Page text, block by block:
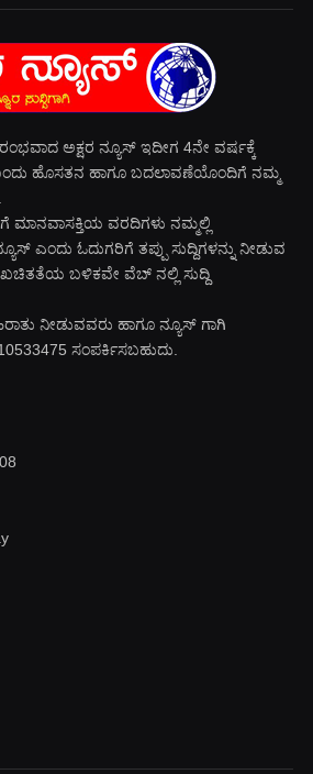
ಅಕ್ಷರ ನ್ಯೂಸ್ ಇದೀಗ 4ನೇ ವರ್ಷಕ್ಕೆ
ಹೊಸತನ ಹಾಗೂ ಬದಲಾವಣೆಯೊಂದಿಗೆ ನಮ್ಮ
ಮಾನವಾಸಕ್ತಿಯ ವರದಿಗಳು ನಮ್ಮಲ್ಲಿ
ಎಂದು ಓದುಗರಿಗೆ ತಪ್ಪು ಸುದ್ದಿಗಳನ್ನು ನೀಡುವ
ಬಳಿಕವೇ ವೆಬ್ ನಲ್ಲಿ ಸುದ್ದಿ
ನೀಡುವವರು ಹಾಗೂ ನ್ಯೂಸ್ ಗಾಗಿ
ಸಂಪರ್ಕಿಸಬಹುದು.